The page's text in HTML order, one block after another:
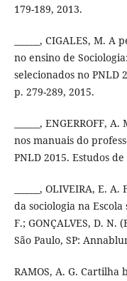
179-189, 2013.
______, CIGALES, M.
no ensino de
selecionados no PNLD
p. 279-289, 2015.
______, ENGERROFF,
nos manuais do
PNLD 2015. Estudos
______, OLIVEIRA, E.
da sociologia na
F.; GONÇALVES, D. N.
São Paulo, SP:
RAMOS, A. G.